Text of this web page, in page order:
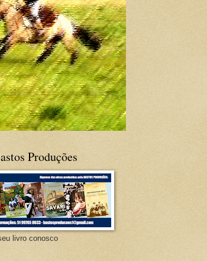
Produções
livro conosco